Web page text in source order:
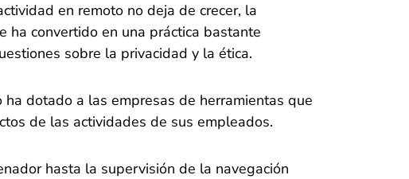
en remoto no deja de crecer, la
ha convertido en una práctica bastante
sobre la privacidad y la ética.
dotado a las empresas de herramientas que
de las actividades de sus empleados.
hasta la supervisión de la navegación